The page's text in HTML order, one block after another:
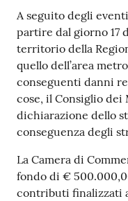
A seguito degli
partire dal giorno 17
territorio della
quello dell’area
conseguenti danni
cose, il Consiglio
dichiarazione dello
conseguenza degli
La Camera di
fondo di €
contributi finalizzati